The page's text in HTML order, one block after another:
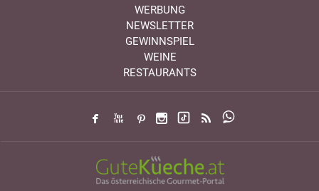
WERBUNG
NEWSLETTER
GEWINNSPIEL
WEINE
RESTAURANTS